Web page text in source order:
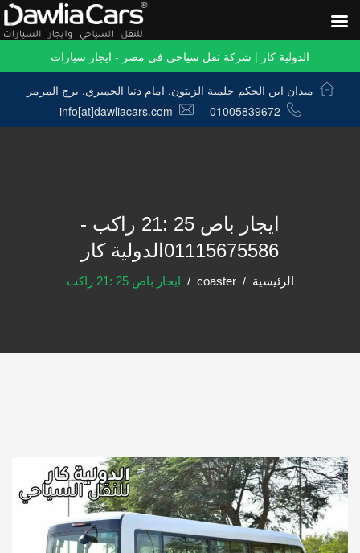
الدولية كار | شركة نقل سياحي في مصر - ايجار سيارات
ميدان ابن الحكم حلمية الزيتون, امام دنيا الجمبري, برج المرمر
01005839672
info[at]dawliacars.com
ايجار باص 25 :21 راكب -
01115675586الدولية كار
الرئيسية coaster ايجار باص 25 :21 راكب